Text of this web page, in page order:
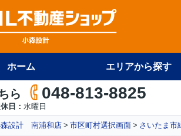
ホーム エリアから探す
ら 048-813-8825
日： 水曜日
森設計 南浦和店 市区町村選択画面 さいたま市